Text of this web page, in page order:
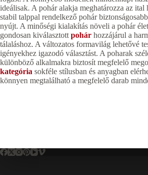
ideálisak. A pohár alakja meghatározza az ital
stabil talppal rendelkező pohár
nyújt. A minőségi kialakítás növeli a pohár
gondosan kiválasztottpohár hozzájárul a
tálaláshoz. A változatos formavilág lehetővé
igényekhez igazodó választást. A poharak
különböző alkalmakra biztosít megfelelő
kategória sokféle stílusban és anyagban
könnyen megtalálható a megfelelő darab